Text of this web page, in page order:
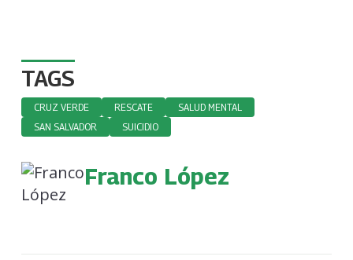
TAGS
CRUZ VERDE RESCATE
SALUD MENTAL
SAN SALVADOR
SUICIDIO
Franco López